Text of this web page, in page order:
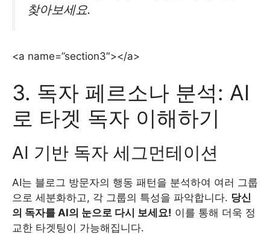
찾아보세요.
<a name=”section3″></a>
3. 독자 페르소나 분석: AI
로 타겟 독자 이해하기
AI 기반 독자 세그먼테이션
AI는 블로그 방문자의 행동 패턴을 분석하여 여러 그룹
으로 세분화하고, 각 그룹의 특성을 파악합니다. 당신
의 독자를 AI의 눈으로 다시 보세요! 이를 통해 더욱 정
교한 타겟팅이 가능해집니다.